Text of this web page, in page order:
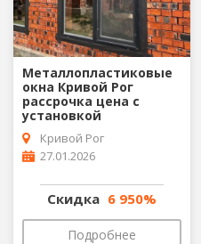
Металлопластиковые
окна Кривой Рог
рассрочка цена с
установкой
Кривой Рог
27.01.2026
Скидка 6 950%
Подробнее